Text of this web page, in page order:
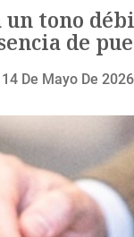
un tono
de
14 De Mayo De 2026